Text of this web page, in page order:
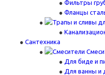
Фильтры
Фланцы
Сантехника
Для биде и
Для ванны и